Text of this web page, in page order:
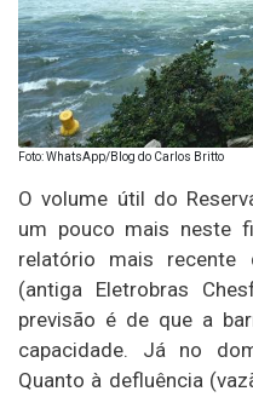
Foto: WhatsApp/Blog do Carlos Britto
O volume útil do
um pouco mais neste
relatório mais recente
(antiga Eletrobras
previsão é de que a
capacidade. Já no
Quanto à defluência